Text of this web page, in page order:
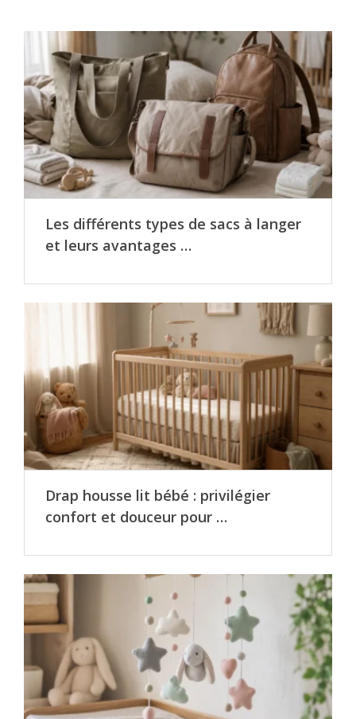
Les différents types de sacs à langer
et leurs avantages …
Drap housse lit bébé : privilégier
confort et douceur pour …